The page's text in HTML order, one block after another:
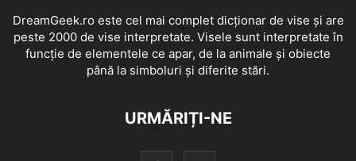
DreamGeek.ro este cel mai complet dicționar de vise și are
peste 2000 de vise interpretate. Visele sunt interpretate în
funcție de elementele ce apar, de la animale și obiecte
până la simboluri și diferite stări.
URMĂRIȚI-NE